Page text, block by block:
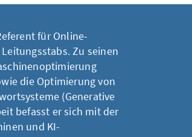
für Online-
Zu seinen
die Optimierung von
(Generative
befasst er sich mit der
und KI-